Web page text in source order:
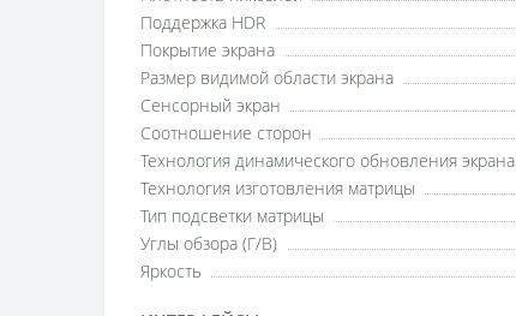
Поддержка HDR
Покрытие экрана
Размер видимой области экрана
Сенсорный экран
Соотношение сторон
Технология динамического обновления экрана
Технология изготовления матрицы
Тип подсветки матрицы
Углы обзора (Г/В)
Яркость